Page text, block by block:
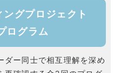
グプロジェクト
ログラム
ダー同士で相互理解を深め